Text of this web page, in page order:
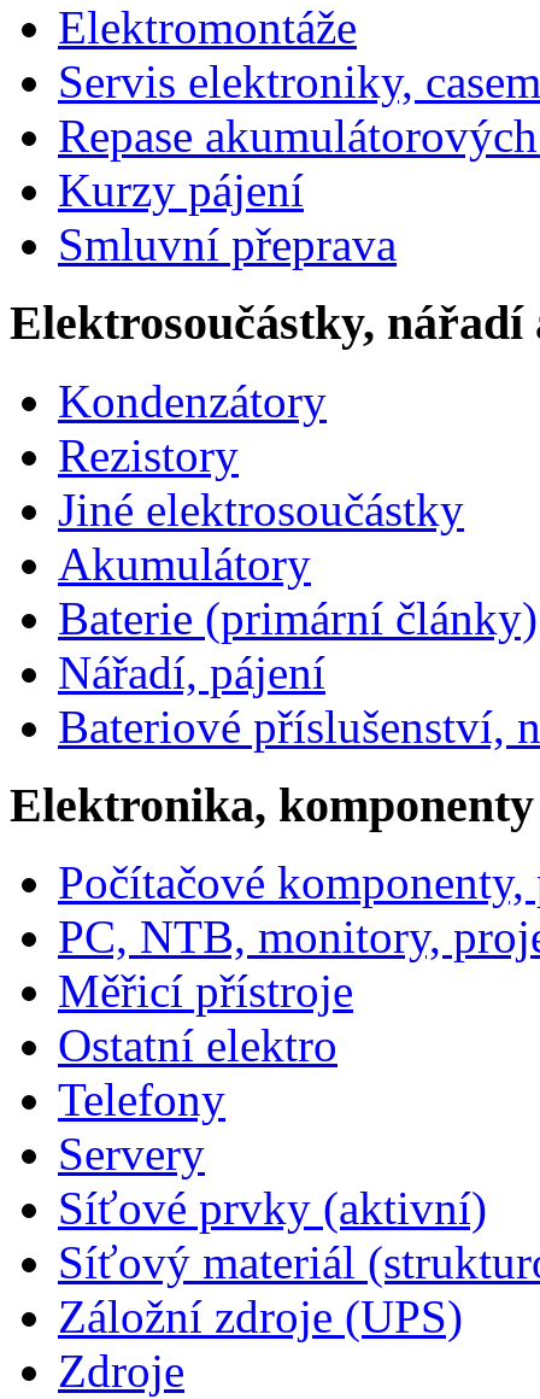
Elektromontáže
Servis elektroniky,
Repase
Kurzy pájení
Smluvní přeprava
Elektrosoučástky, nářadí
Kondenzátory
Rezistory
Jiné elektrosoučástky
Akumulátory
Baterie (primární články)
Nářadí, pájení
Bateriové příslušenství,
Elektronika, komponenty
Počítačové
PC, NTB, monitory,
Měřicí přístroje
Ostatní elektro
Telefony
Servery
Síťové prvky (aktivní)
Síťový materiál
Záložní zdroje (UPS)
Zdroje